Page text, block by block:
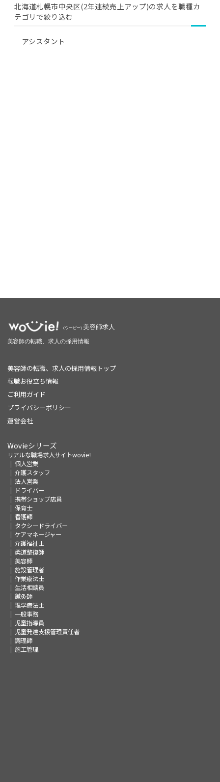
北海道札幌市中央区(2年連続売上アップ)の求人を職種カ
テゴリで絞り込む
アシスタント
美容師の転職、求人の採用情報トップ
転職お役立ち情報
ご利用ガイド
プライバシーポリシー
運営会社
Wovieシリーズ
リアルな職場求人サイトwovie!
個人営業
介護スタッフ
法人営業
ドライバー
携帯ショップ店員
保育士
看護師
タクシードライバー
ケアマネージャー
介護福祉士
柔道整復師
美容師
施設管理者
作業療法士
生活相談員
鍼灸師
理学療法士
一般事務
児童指導員
児童発達支援管理責任者
調理師
施工管理